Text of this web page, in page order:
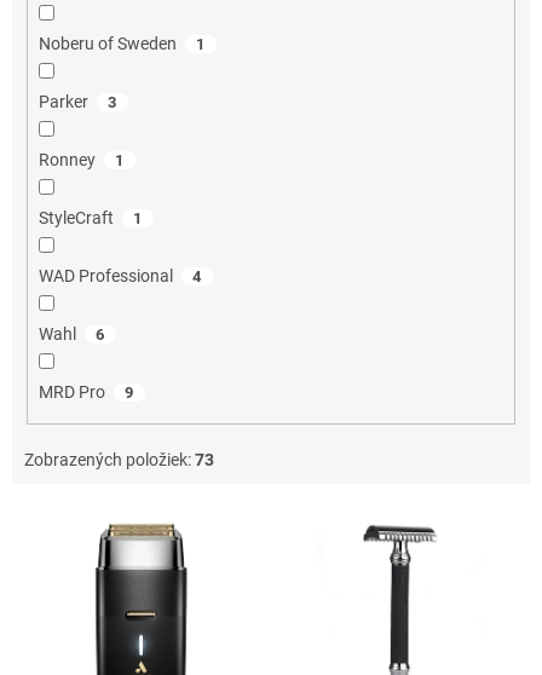
Noberu of Sweden 1
Parker 3
Ronney 1
StyleCraft 1
WAD Professional 4
Wahl 6
MRD Pro 9
Zobrazených položiek:73